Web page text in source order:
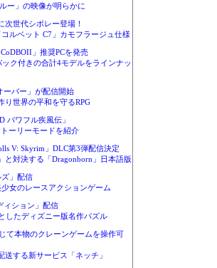
ー」の映像が明らかに
次世代シボレー登場！
ルベット C7」カモフラージュ仕様
」推奨PCを発売
ク付きの合計4モデルをラインナッ
ーバー」が配信開始
り世界の平和を守るRPG
パワフル疾風伝」
ーリーモードを紹介
V: Skyrim」DLC第3弾配信決定
と対決する「Dragonborn」日本語版
」配信
女のレースアクションゲーム
ィション」配信
したディズニー版名作パズル
て本物のクレーンゲームを操作可
する新サービス「ネッチ」